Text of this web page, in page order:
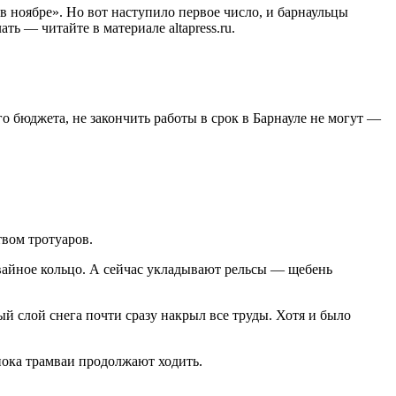
ноябре». Но вот наступило первое число, и барнаульцы
— читайте в материале altapress.ru.
бюджета, не закончить работы в срок в Барнауле не могут —
тротуаров.
кольцо. А сейчас укладывают рельсы — щебень
слой снега почти сразу накрыл все труды. Хотя и было
трамваи продолжают ходить.